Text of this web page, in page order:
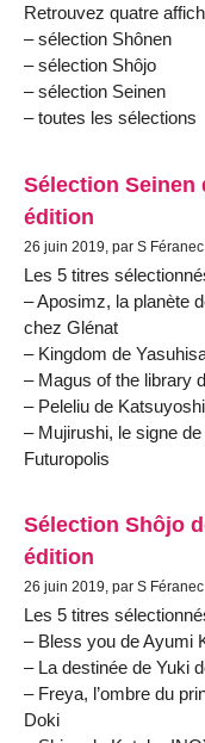
Retrouvez quatre
– sélection Shônen
– sélection Shôjo
– sélection Seinen
– toutes les sélections
Sélection Seinen
édition
26 juin 2019, par S Féranec
Les 5 titres
– Aposimz, la planète
chez Glénat
– Kingdom de
– Magus of the library
– Peleliu de
– Mujirushi, le signe
Futuropolis
Sélection Shôjo
édition
26 juin 2019, par S Féranec
Les 5 titres
– Bless you de Ayumi
– La destinée de Yuki
– Freya, l’ombre du
Doki